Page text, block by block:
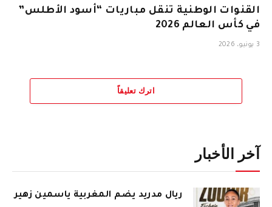
القنوات الوطنية تنقل مباريات “أسود الأطلس”
في كأس العالم 2026
3 يونيو، 2026
اترك تعليقاً
آخر الأخبار
ريال مدريد يضم المغربية ياسمين زهير